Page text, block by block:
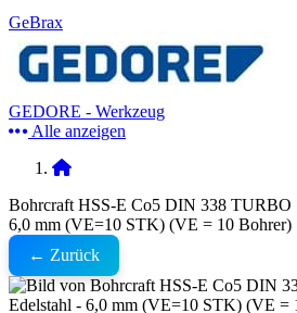
GeBrax
GEDORE - Werkzeug
Alle anzeigen
Bohrcraft HSS-E Co5 DIN 338 TURBO
6,0 mm (VE=10 STK) (VE = 10 Bohrer)
← Zurück